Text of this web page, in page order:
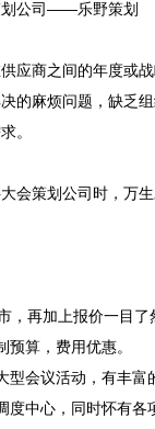
划公司——乐野策划
应商之间的年度或
的麻烦问题，缺乏
。
会策划公司时，万
，再加上报价一目
算，费用优惠。
会议活动，有丰
中心，同时怀有